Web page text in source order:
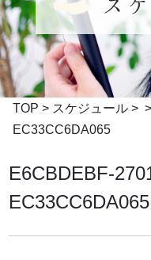
TOP > スケジュール >
EC33CC6DA065
E6CBDEBF-
EC33CC6DA065